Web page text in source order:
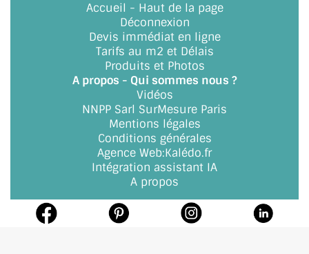
FIXATION GARDES CORPS
SYSTÈMES PIVOTANTS
SYSTÈMES COULISSANTS
LE CATALOGUE ACCESSOIRES
(STROMBINOSCOPE)
ACCESSOIRES EN PROMOTIONS
EXEMPLES, RÉALISATIONS, INSPIRATIONS
NUANCIER RAL
Accueil - Haut de la page
Déconnexion
Devis immédiat en ligne
Tarifs au m2 et Délais
Produits et Photos
A propos - Qui sommes nous ?
Vidéos
NNPP Sarl SurMesure Paris
Mentions légales
Conditions générales
Agence Web:Kalédo.fr
Intégration assistant IA
A propos